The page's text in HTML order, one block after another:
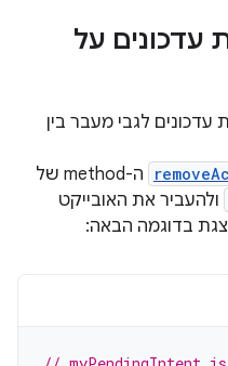
עדכונים על
לגבי מעבר בין
ה-method של
ולהעביר את האובייקט
בדוגמה הבאה: